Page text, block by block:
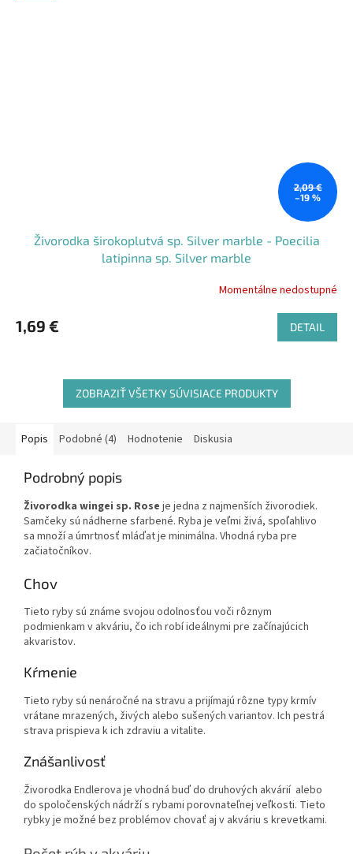
2,09 €
–19 %
Živorodka širokoplutvá sp. Silver marble - Poecilia
latipinna sp. Silver marble
Momentálne nedostupné
1,69 € DETAIL
ZOBRAZIŤ VŠETKY SÚVISIACE PRODUKTY
Popis Podobné (4) Hodnotenie Diskusia
Podrobný popis
Živorodka wingei sp. Rose je jedna z najmenších živorodiek.
Samčeky sú nádherne sfarbené. Ryba je veľmi živá, spoľahlivo
sa množí a úmrtnosť mláďat je minimálna. Vhodná ryba pre
začiatočníkov.
Chov
Tieto ryby sú známe svojou odolnosťou voči rôznym
podmienkam v akváriu, čo ich robí ideálnymi pre začínajúcich
akvaristov.
Kŕmenie
Tieto ryby sú nenáročné na stravu a prijímajú rôzne typy krmív
vrátane mrazených, živých alebo sušených variantov. Ich pestrá
strava prispieva k ich zdraviu a vitalite.
Znášanlivosť
Živorodka Endlerova je vhodná buď do druhových akvárií alebo
do spoločenských nádrží s rybami porovnateľnej veľkosti. Tieto
rybky je možné bez problémov chovať aj v akváriu s krevetkami.